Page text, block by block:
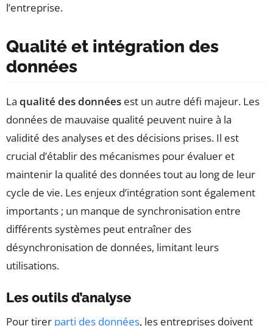
l’entreprise.
Qualité et intégration des
données
La qualité des données est un autre défi majeur. Les
données de mauvaise qualité peuvent nuire à la
validité des analyses et des décisions prises. Il est
crucial d’établir des mécanismes pour évaluer et
maintenir la qualité des données tout au long de leur
cycle de vie. Les enjeux d’intégration sont également
importants ; un manque de synchronisation entre
différents systèmes peut entraîner des
désynchronisation de données, limitant leurs
utilisations.
Les outils d’analyse
Pour tirer parti des données, les entreprises doivent